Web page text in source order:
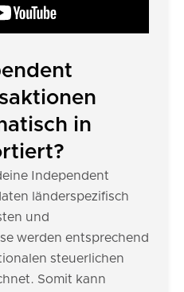
in
Independent
länderspezifisch
und
werden entsprechend
steuerlichen
Somit kann